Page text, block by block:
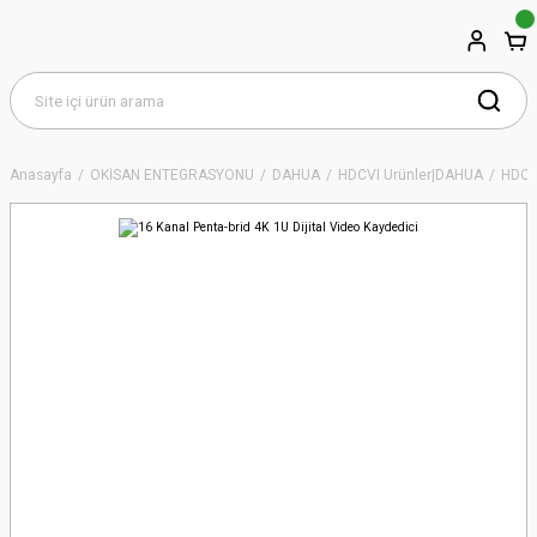
Anasayfa OKİSAN ENTEGRASYONU DAHUA HDCVI Ürünler|DAHUA